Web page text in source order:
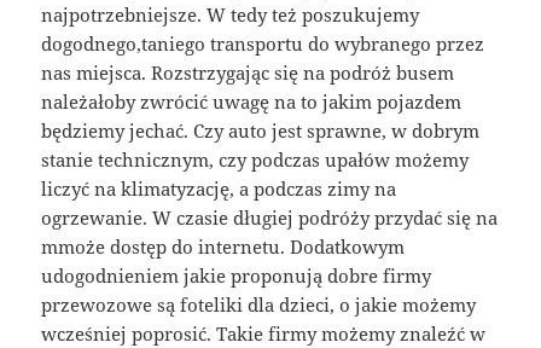
najpotrzebniejsze. W tedy też poszukujemy
dogodnego,taniego transportu do wybranego przez
nas miejsca. Rozstrzygając się na podróż busem
należałoby zwrócić uwagę na to jakim pojazdem
będziemy jechać. Czy auto jest sprawne, w dobrym
stanie technicznym, czy podczas upałów możemy
liczyć na klimatyzację, a podczas zimy na
ogrzewanie. W czasie długiej podróży przydać się na
mmoże dostęp do internetu. Dodatkowym
udogodnieniem jakie proponują dobre firmy
przewozowe są foteliki dla dzieci, o jakie możemy
wcześniej poprosić. Takie firmy możemy znaleźć w